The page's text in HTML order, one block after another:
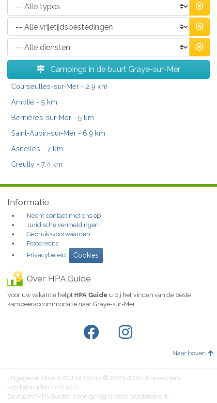
Campings in de buurt Graye-sur-Mer
Courseulles-sur-Mer - 2.9 km
Amblie - 5 km
Bernières-sur-Mer - 5 km
Saint-Aubin-sur-Mer - 6.9 km
Asnelles - 7 km
Creully - 7.4 km
Informatie
Neem contact met ons op
Juridische vermeldingen
Gebruiksvoorwaarden
Fotocredits
Privacybeleid
Cookies
Over HPA Guide
Voor uw vakantie helpt HPA Guide u bij het vinden van de beste
kampeeraccommodatie naar Graye-sur-Mer
Naar boven
Uitgegeven door AJOUDA.Com - © 2003-2026 Alle rechten
voorbehouden - v12.12.0
De naam "HPA Guide" is een geregistreerd handelsmerk.